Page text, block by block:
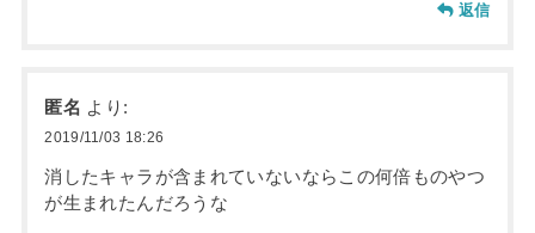
返信
匿名 より:
2019/11/03 18:26
消したキャラが含まれていないならこの何倍ものやつ
が生まれたんだろうな